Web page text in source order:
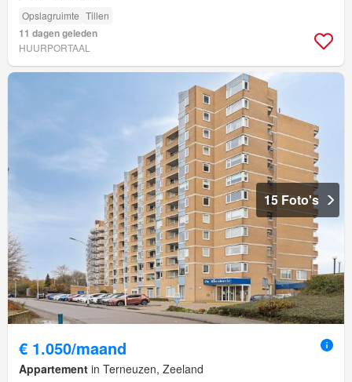
Opslagruimte Tillen
11 dagen geleden
HUURPORTAAL
15 Foto's
€ 1.050/maand
Appartement in Terneuzen, Zeeland